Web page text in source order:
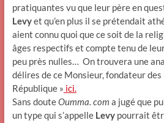
pratiquantes vu que leur père en
Levyet qu’en plus il se prétendait
aient connu quoi que ce soit de la
âges respectifs et compte tenu de
peu près nulles… On trouvera une
délires de ce Monsieur, fondateur des
République » ici.
Sans douteOumma. com a jugé que
un type qui s’appelle Levypourrait